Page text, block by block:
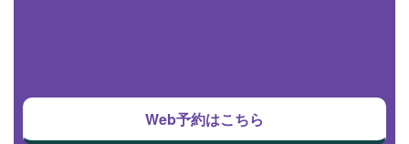
Web予約はこちら